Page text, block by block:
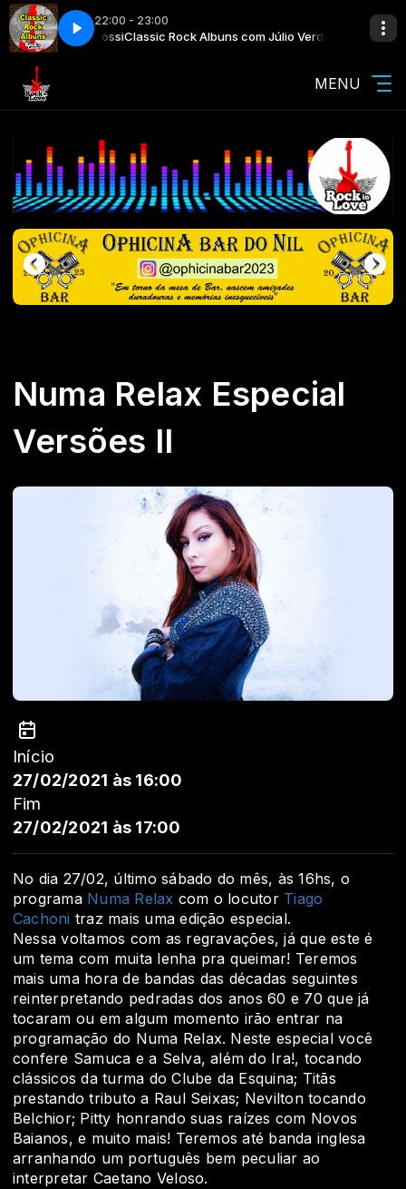
22:00 - 23:00
e Rogério IarossiClassic Rock Albuns com Júlio Verdi e Rogério Iarossi
Rock in Love Programação Musical com Web Rádio Rock in Love
MENU
Numa Relax Especial
Versões II
Início
27/02/2021 às 16:00
Fim
27/02/2021 às 17:00
No dia 27/02, último sábado do mês, às 16hs, o
programa Numa Relax com o locutor Tiago
Cachoni traz mais uma edição especial.
Nessa voltamos com as regravações, já que este é
um tema com muita lenha pra queimar! Teremos
mais uma hora de bandas das décadas seguintes
reinterpretando pedradas dos anos 60 e 70 que já
tocaram ou em algum momento irão entrar na
programação do Numa Relax. Neste especial você
confere Samuca e a Selva, além do Ira!, tocando
clássicos da turma do Clube da Esquina; Titãs
prestando tributo a Raul Seixas; Nevilton tocando
Belchior; Pitty honrando suas raízes com Novos
Baianos, e muito mais! Teremos até banda inglesa
arranhando um português bem peculiar ao
interpretar Caetano Veloso.